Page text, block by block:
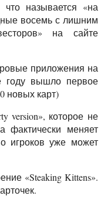
называется «на
восемь с лишним
на сайте
приложения на
вышло первое
новых карт)
version», которое не
фактически меняет
игроков уже может
«Steaking Kittens».